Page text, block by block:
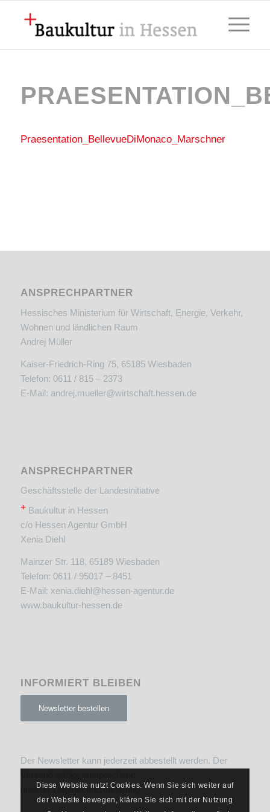
Praesentation_BellevueDiMonaco_Marschner
ANSPRECHPARTNER
Hessisches Ministerium für Wirtschaft, Energie, Verkehr,
Wohnen und ländlichen Raum
Andrej Müller
Kaiser-Friedrich-Ring 75, 65185 Wiesbaden
Telefon: 0611 / 815 – 2373
E-Mail: andrej.mueller@wirtschaft.hessen.de
ANSPRECHPARTNER
Geschäftsstelle der Landesinitiative
+Baukultur in Hessen
c/o Hessen Agentur GmbH
Xenia Diehl
Mainzer Str. 118, 65189 Wiesbaden
Telefon: 0611 / 95017 – 8451
E-Mail: xenia.diehl@hessen-agentur.de
www.baukultur-hessen.de
INFORMIERT BLEIBEN
Newsletter bestellen
Der Newsletter kann jederzeit abbestellt werden. Der
unsererDatenschutzerklärung.
Diese Website nutzt Cookies. Wenn Sie sich weiter auf
der Website bewegen, klären Sie sich mit der Nutzung